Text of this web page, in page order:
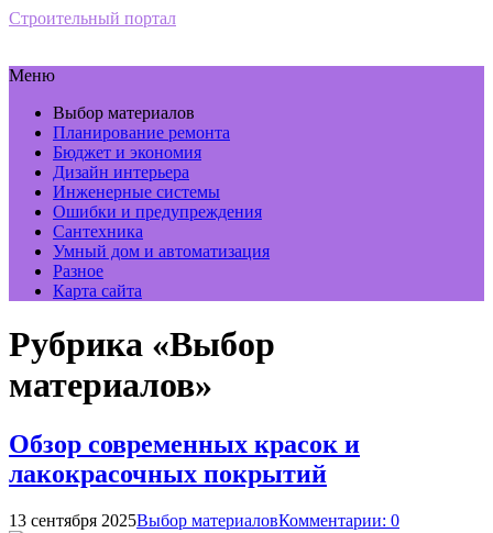
Строительный портал
Меню
Выбор материалов
Планирование ремонта
Бюджет и экономия
Дизайн интерьера
Инженерные системы
Ошибки и предупреждения
Сантехника
Умный дом и автоматизация
Разное
Карта сайта
Рубрика «Выбор
материалов»
Обзор современных красок и
лакокрасочных покрытий
13 сентября 2025Выбор материаловКомментарии: 0